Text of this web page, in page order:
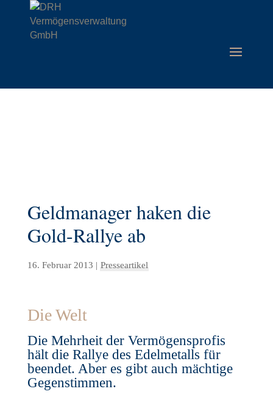
Geldmanager haken die
Gold-Rallye ab
16. Februar 2013 | Presseartikel
Die Welt
Die Mehrheit der Vermögensprofis
hält die Rallye des Edelmetalls für
beendet. Aber es gibt auch mächtige
Gegenstimmen.